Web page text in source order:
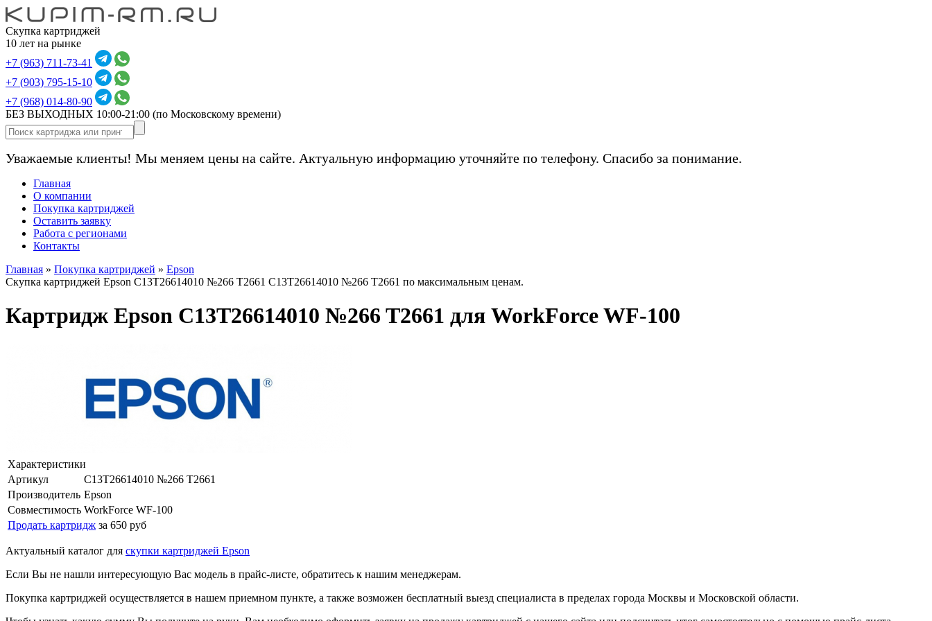
Скупка картриджей
10 лет на рынке
+7 (963) 711-73-41
+7 (903) 795-15-10
+7 (968) 014-80-90
БЕЗ ВЫХОДНЫХ 10:00-21:00 (по Московскому времени)
Уважаемые клиенты! Мы меняем цены на сайте. Актуальную информацию уточняйте по телефону. Спасибо за понимание.
Главная
О компании
Покупка картриджей
Оставить заявку
Работа с регионами
Контакты
Главная » Покупка картриджей » Epson
Скупка картриджей Epson C13T26614010 №266 T2661 C13T26614010 №266 T2661 по максимальным ценам.
Картридж Epson C13T26614010 №266 T2661 для WorkForce WF-100
Характеристики
Артикул
C13T26614010 №266 T2661
Производитель Epson
Совместимость WorkForce WF-100
Продать картридж за 650 руб
Актуальный каталог для скупки картриджей Epson
Если Вы не нашли интересующую Вас модель в прайс-листе, обратитесь к нашим менеджерам.
Покупка картриджей осуществляется в нашем приемном пункте, а также возможен бесплатный выезд специалиста в пределах города Москвы и Московской области.